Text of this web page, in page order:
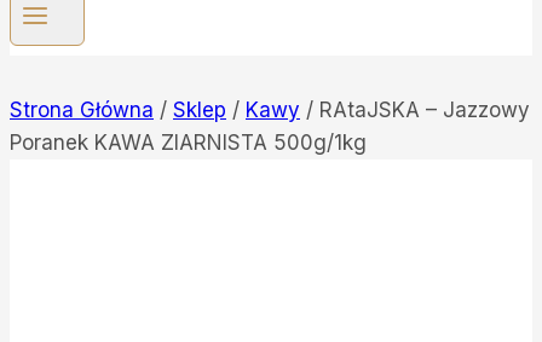
Strona Główna / Sklep / Kawy / RAtaJSKA – Jazzowy
Poranek KAWA ZIARNISTA 500g/1kg